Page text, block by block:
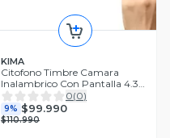
KIMA
Citofono Timbre Camara
Inalambrico Con Pantalla 4.3
Lcd
0(0)
9% $99.990
$110.990